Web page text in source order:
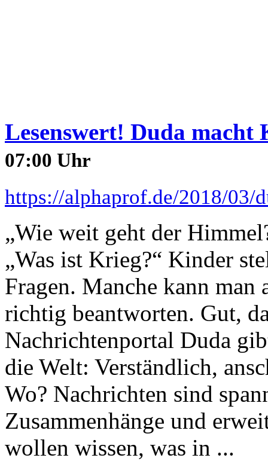
Lesenswert! Duda
07:00 Uhr
https://alphaprof.de/2018/03/
„Wie weit geht der
„Was ist Krieg?“ Kinder
Fragen. Manche kann man
richtig beantworten. Gut,
Nachrichtenportal Duda
die Welt: Verständlich,
Wo? Nachrichten sind
Zusammenhänge und
wollen wissen, was in ...